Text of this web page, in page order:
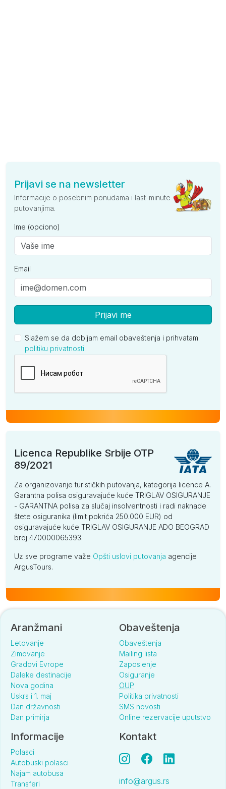
Prijavi se na newsletter
Informacije o posebnim ponudama i last-minute
putovanjima.
Ime (opciono)
Email
Prijavi me
Slažem se da dobijam email obaveštenja i prihvatam
politiku privatnosti.
Licenca Republike Srbije OTP
89/2021
Za organizovanje turističkih putovanja, kategorija licence A.
Garantna polisa osiguravajuće kuće TRIGLAV OSIGURANJE
- GARANTNA polisa za slučaj insolventnosti i radi naknade
štete osiguranika (limit pokrića 250.000 EUR) od
osiguravajuće kuće TRIGLAV OSIGURANJE ADO BEOGRAD
broj 470000065393.
Uz sve programe važe Opšti uslovi putovanja agencije
ArgusTours.
Aranžmani
Letovanje
Zimovanje
Gradovi Evrope
Daleke destinacije
Nova godina
Uskrs i 1. maj
Dan državnosti
Dan primirja
Obaveštenja
Obaveštenja
Mailing lista
Zaposlenje
Osiguranje
OUP
Politika privatnosti
SMS novosti
Online rezervacije uputstvo
Informacije
Polasci
Autobuski polasci
Najam autobusa
Transferi
Kontakt
info@argus.rs